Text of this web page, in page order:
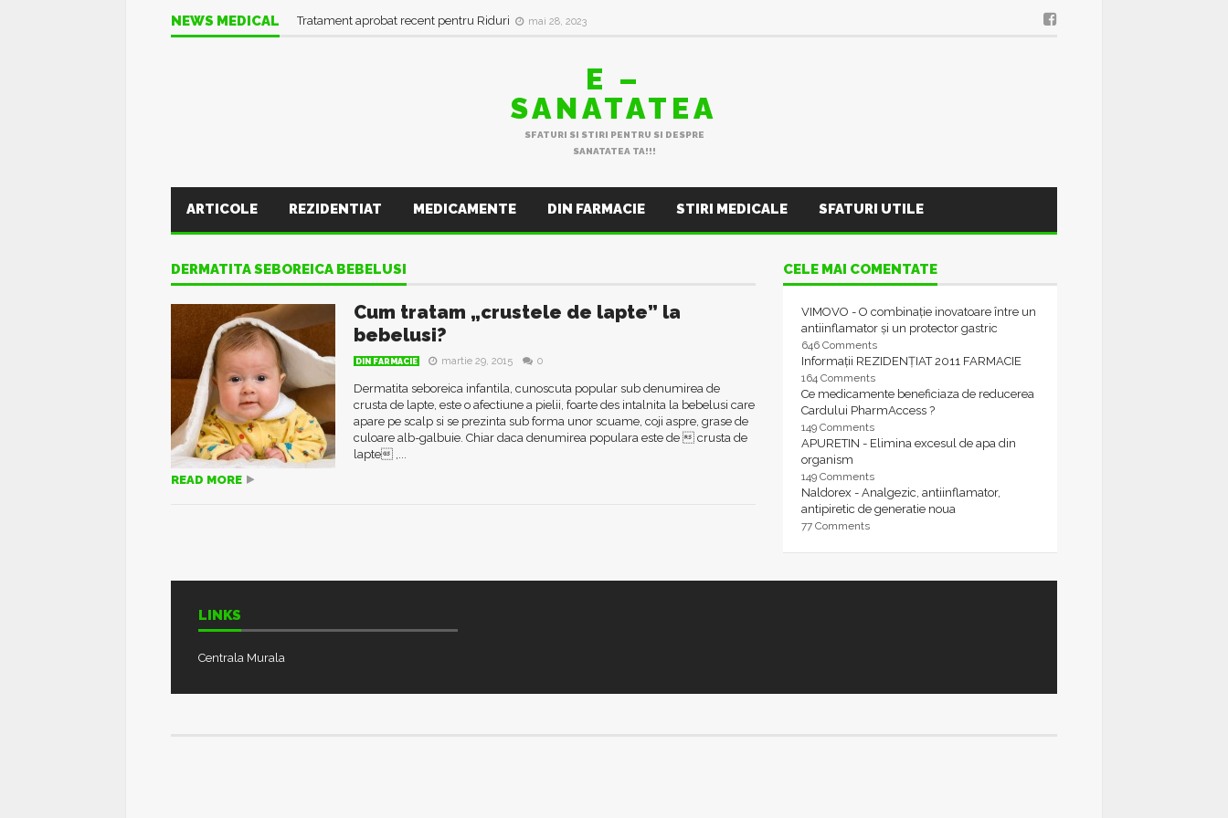
NEWS MEDICAL Tratament aprobat recent pentru Riduri mai 28, 2023
E –
SANATATEA
SFATURI SI STIRI PENTRU SI DESPRE
SANATATEA TA!!!
ARTICOLE REZIDENTIAT MEDICAMENTE DIN FARMACIE STIRI MEDICALE SFATURI UTILE
DERMATITA SEBOREICA BEBELUSI
Cum tratam „crustele de lapte” la
bebelusi?
DIN FARMACIE martie 29, 2015 0
Dermatita seboreica infantila, cunoscuta popular sub denumirea de
crusta de lapte, este o afectiune a pielii, foarte des intalnita la bebelusi care
apare pe scalp si se prezinta sub forma unor scuame, coji aspre, grase de
culoare alb-galbuie. Chiar daca denumirea populara este de  crusta de
lapte ,...
READ MORE
CELE MAI COMENTATE
VIMOVO - O combinație inovatoare între un
antiinflamator și un protector gastric
646 Comments
Informații REZIDENȚIAT 2011 FARMACIE
164 Comments
Ce medicamente beneficiaza de reducerea
Cardului PharmAccess ?
149 Comments
APURETIN - Elimina excesul de apa din
organism
149 Comments
Naldorex - Analgezic, antiinflamator,
antipiretic de generatie noua
77 Comments
LINKS
Centrala Murala